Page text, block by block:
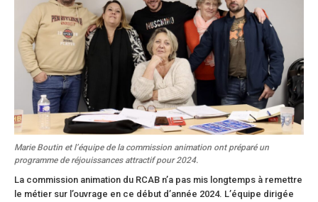
Marie Boutin et l’équipe de la commission animation ont préparé un
programme de réjouissances attractif pour 2024.
La commission animation du RCAB n’a pas mis longtemps à remettre
le métier sur l’ouvrage en ce début d’année 2024. L’équipe dirigée